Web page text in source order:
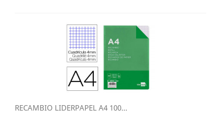
RECAMBIO LIDERPAPEL A4 100...